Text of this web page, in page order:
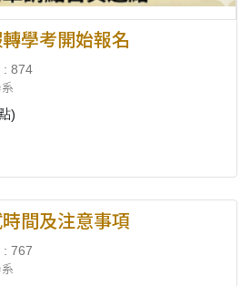
轉學考開始報名
: 874
)
間及注意事項
: 767